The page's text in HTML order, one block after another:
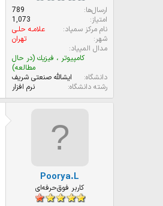
ع
ارسال‌ها
789
امتیاز
1,073
نام مرکز سمپاد
علامـه حلـی
شهر
تهران
مدال المپیاد
كامپيوتر ، فيزيك (در حال
مطالعه)
دانشگاه
ایشالله صنعتى شریف
رشته دانشگاه
نرم افزار
Poorya.L
کاربر فوق‌حرفه‌ای